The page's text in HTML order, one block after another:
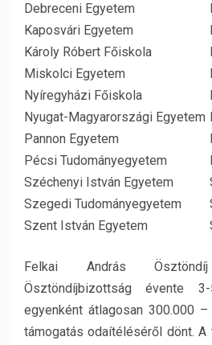
Debreceni Egyetem
Kaposvári Egyetem
Károly Róbert Főiskola
Miskolci Egyetem
Nyíregyházi Főiskola
Nyugat-Magyarországi Egyetem
Pannon Egyetem
Pécsi Tudományegyetem
Széchenyi István Egyetem
Szegedi Tudományegyetem
Szent István Egyetem
Felkai András
Ösztöndíjbizottság évente
egyenként átlagosan 300.000
támogatás odaítéléséről dönt.